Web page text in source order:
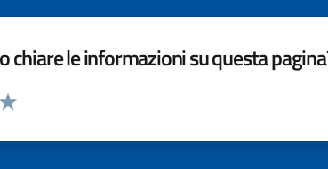
chiare le informazioni su questa
la pagina